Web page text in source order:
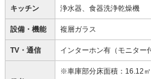
キッチン 浄水器、食器洗浄乾燥機
設備・機能 複層ガラス
TV・通信 インターホン有（モニター
※車庫部分床面積：16.12